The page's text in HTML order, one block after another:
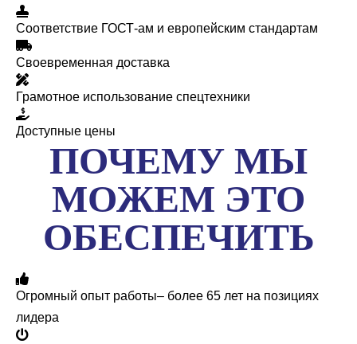
Соответствие ГОСТ-ам и европейским стандартам
Своевременная доставка
Грамотное использование спецтехники
Доступные цены
ПОЧЕМУ МЫ
МОЖЕМ ЭТО
ОБЕСПЕЧИТЬ
Огромный опыт работы– более 65 лет на позициях
лидера